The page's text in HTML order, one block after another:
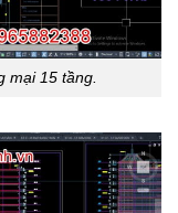
mại 15 tầng.